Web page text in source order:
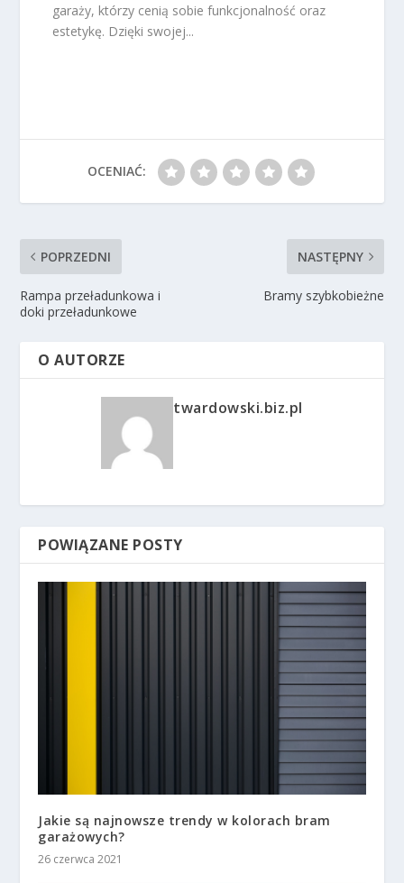
garaży, którzy cenią sobie funkcjonalność oraz
estetykę. Dzięki swojej...
OCENIAĆ:
POPRZEDNI
Rampa przeładunkowa i
doki przeładunkowe
NASTĘPNY
Bramy szybkobieżne
O AUTORZE
twardowski.biz.pl
POWIĄZANE POSTY
Jakie są najnowsze trendy w kolorach bram
garażowych?
26 czerwca 2021